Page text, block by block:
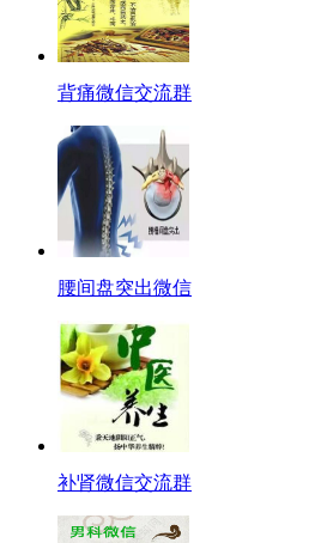
背痛微信交流群
腰间盘突出微信
补肾微信交流群